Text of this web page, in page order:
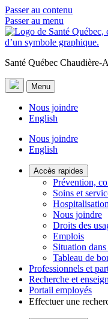
Passer au contenu
Passer au menu
Santé Québec Chaudière-
Menu
Nous joindre
English
Nous joindre
English
Accès rapides
Prévention,
Soins et
Hospitalisation
Nous joindre
Droits des
Emplois
Situation
Tableau de
Professionnels et
Recherche et
Portail employés
Effectuer une